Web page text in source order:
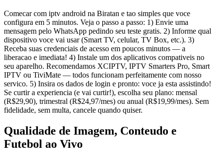
Comecar com iptv android na Biratan e tao simples que voce
configura em 5 minutos. Veja o passo a passo: 1) Envie uma
mensagem pelo WhatsApp pedindo seu teste gratis. 2) Informe qual
dispositivo voce vai usar (Smart TV, celular, TV Box, etc.). 3)
Receba suas credenciais de acesso em poucos minutos — a
liberacao e imediata! 4) Instale um dos aplicativos compativeis no
seu aparelho. Recomendamos XCIPTV, IPTV Smarters Pro, Smart
IPTV ou TiviMate — todos funcionam perfeitamente com nosso
servico. 5) Insira os dados de login e pronto: voce ja esta assistindo!
Se curtir a experiencia (e vai curtir!), escolha seu plano: mensal
(R$29,90), trimestral (R$24,97/mes) ou anual (R$19,99/mes). Sem
fidelidade, sem multa, cancele quando quiser.
Qualidade de Imagem, Conteudo e
Futebol ao Vivo